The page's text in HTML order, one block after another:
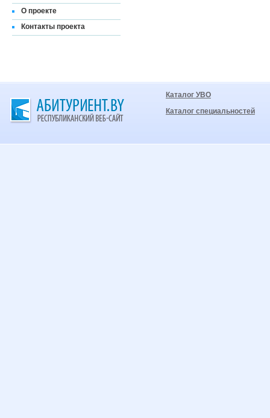
О проекте
Контакты проекта
Каталог УВО
Каталог специальностей